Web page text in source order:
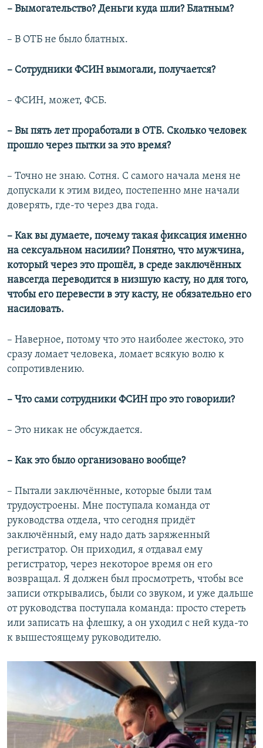
– Вымогательство? Деньги куда шли? Блатным?
– В ОТБ не было блатных.
– Сотрудники ФСИН вымогали, получается?
– ФСИН, может, ФСБ.
– Вы пять лет проработали в ОТБ. Сколько человек
прошло через пытки за это время?
– Точно не знаю. Сотня. С самого начала меня не
допускали к этим видео, постепенно мне начали
доверять, где-то через два года.
– Как вы думаете, почему такая фиксация именно
на сексуальном насилии? Понятно, что мужчина,
который через это прошёл, в среде заключённых
навсегда переводится в низшую касту, но для того,
чтобы его перевести в эту касту, не обязательно его
насиловать.
– Наверное, потому что это наиболее жестоко, это
сразу ломает человека, ломает всякую волю к
сопротивлению.
– Что сами сотрудники ФСИН про это говорили?
– Это никак не обсуждается.
– Как это было организовано вообще?
– Пытали заключённые, которые были там
трудоустроены. Мне поступала команда от
руководства отдела, что сегодня придёт
заключённый, ему надо дать заряженный
регистратор. Он приходил, я отдавал ему
регистратор, через некоторое время он его
возвращал. Я должен был просмотреть, чтобы все
записи открывались, были со звуком, и уже дальше
от руководства поступала команда: просто стереть
или записать на флешку, а он уходил с ней куда-то
к вышестоящему руководителю.